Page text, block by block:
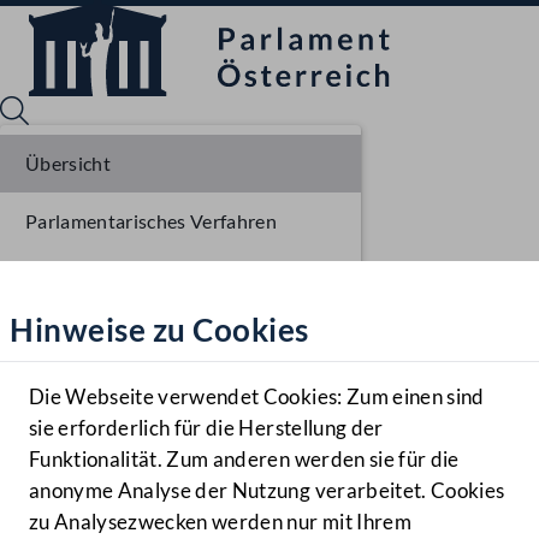
Hilfe
Benutzer
Navigationsmenü öffnen
MENÜ
Hinweise zu Cookies
Die Webseite verwendet Cookies: Zum einen sind
sie erforderlich für die Herstellung der
Funktionalität. Zum anderen werden sie für die
anonyme Analyse der Nutzung verarbeitet. Cookies
zu Analysezwecken werden nur mit Ihrem
Übersicht
Parlamentarisches Verfahren
Ausschussberatungen NR
Plenarberatungen NR
Einlangen BR
Ausschussberatungen BR